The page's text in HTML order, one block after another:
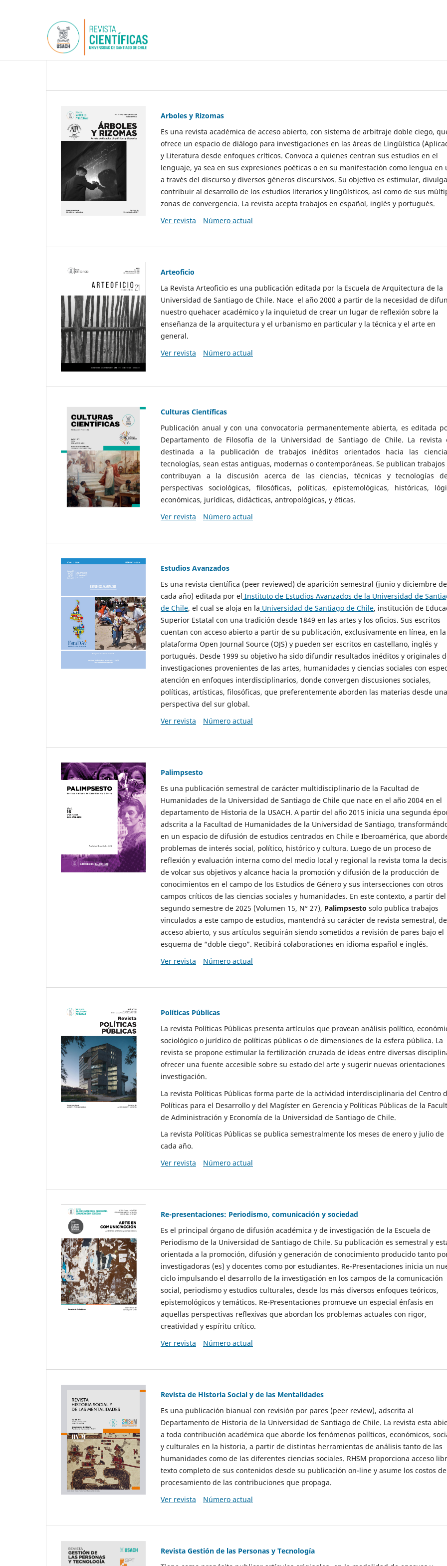
Arboles y Rizomas
Es una revista académica de acceso abierto, con sistema de arbitraje doble ciego,
ofrece un espacio de diálogo para investigaciones en las áreas de Lingüística
y Literatura desde enfoques críticos. Convoca a quienes centran sus estudios en el
lenguaje, ya sea en sus expresiones poéticas o en su manifestación como lengua en
a través del discurso y diversos géneros discursivos. Su objetivo es estimular,
contribuir al desarrollo de los estudios literarios y lingüísticos, así como de sus
zonas de convergencia. La revista acepta trabajos en español, inglés y portugués.
Ver revista
Número actual
Arteoficio
La Revista Arteoficio es una publicación editada por la Escuela de Arquitectura de la
Universidad de Santiago de Chile. Nace el año 2000 a partir de la necesidad de
nuestro quehacer académico y la inquietud de crear un lugar de reflexión sobre la
enseñanza de la arquitectura y el urbanismo en particular y la técnica y el arte en
general.
Ver revista
Número actual
Culturas Científicas
Publicación anual y con una convocatoria permanentemente abierta, es editada
Departamento de Filosofía de la Universidad de Santiago de Chile. La revista
destinada a la publicación de trabajos inéditos orientados hacia las
tecnologías, sean estas antiguas, modernas o contemporáneas. Se publican
contribuyan a la discusión acerca de las ciencias, técnicas y tecnologías
perspectivas sociológicas, filosóficas, políticas, epistemológicas, históricas,
económicas, jurídicas, didácticas, antropológicas, y éticas.
Ver revista
Número actual
Estudios Avanzados
Es una revista científica (peer reviewed) de aparición semestral (junio y diciembre de
cada año) editada por el Instituto de Estudios Avanzados de la Universidad de
de Chile, el cual se aloja en la Universidad de Santiago de Chile, institución de
Superior Estatal con una tradición desde 1849 en las artes y los oficios. Sus escritos
cuentan con acceso abierto a partir de su publicación, exclusivamente en línea, en la
plataforma Open Journal Source (OJS) y pueden ser escritos en castellano, inglés y
portugués. Desde 1999 su objetivo ha sido difundir resultados inéditos y originales
investigaciones provenientes de las artes, humanidades y ciencias sociales con
atención en enfoques interdisciplinarios, donde convergen discusiones sociales,
políticas, artísticas, filosóficas, que preferentemente aborden las materias desde una
perspectiva del sur global.
Ver revista
Número actual
Palimpsesto
Es una publicación semestral de carácter multidisciplinario de la Facultad de
Humanidades de la Universidad de Santiago de Chile que nace en el año 2004 en el
departamento de Historia de la USACH. A partir del año 2015 inicia una segunda
adscrita a la Facultad de Humanidades de la Universidad de Santiago,
en un espacio de difusión de estudios centrados en Chile e Iberoamérica, que
problemas de interés social, político, histórico y cultura. Luego de un proceso de
reflexión y evaluación interna como del medio local y regional la revista toma la
de volcar sus objetivos y alcance hacia la promoción y difusión de la producción de
conocimientos en el campo de los Estudios de Género y sus intersecciones con otros
campos críticos de las ciencias sociales y humanidades. En este contexto, a partir del
segundo semestre de 2025 (Volumen 15, N° 27), Palimpsesto solo publica trabajos
vinculados a este campo de estudios, mantendrá su carácter de revista semestral, de
acceso abierto, y sus artículos seguirán siendo sometidos a revisión de pares bajo el
esquema de “doble ciego”. Recibirá colaboraciones en idioma español e inglés.
Ver revista
Número actual
Políticas Públicas
La revista Políticas Públicas presenta artículos que provean análisis político,
sociológico o jurídico de políticas públicas o de dimensiones de la esfera pública. La
revista se propone estimular la fertilización cruzada de ideas entre diversas
ofrecer una fuente accesible sobre su estado del arte y sugerir nuevas orientaciones
investigación.
La revista Políticas Públicas forma parte de la actividad interdisciplinaria del Centro
Políticas para el Desarrollo y del Magíster en Gerencia y Políticas Públicas de la
de Administración y Economía de la Universidad de Santiago de Chile.
La revista Políticas Públicas se publica semestralmente los meses de enero y julio de
cada año.
Ver revista
Número actual
Re-presentaciones: Periodismo, comunicación y sociedad
Es el principal órgano de difusión académica y de investigación de la Escuela de
Periodismo de la Universidad de Santiago de Chile. Su publicación es semestral y
orientada a la promoción, difusión y generación de conocimiento producido tanto
investigadoras (es) y docentes como por estudiantes. Re-Presentaciones inicia un
ciclo impulsando el desarrollo de la investigación en los campos de la comunicación
social, periodismo y estudios culturales, desde los más diversos enfoques teóricos,
epistemológicos y temáticos. Re-Presentaciones promueve un especial énfasis en
aquellas perspectivas reflexivas que abordan los problemas actuales con rigor,
creatividad y espíritu crítico.
Ver revista
Número actual
Revista de Historia Social y de las Mentalidades
Es una publicación bianual con revisión por pares (peer review), adscrita al
Departamento de Historia de la Universidad de Santiago de Chile. La revista esta
a toda contribución académica que aborde los fenómenos políticos, económicos,
y culturales en la historia, a partir de distintas herramientas de análisis tanto de las
humanidades como de las diferentes ciencias sociales. RHSM proporciona acceso
texto completo de sus contenidos desde su publicación on-line y asume los costos de
procesamiento de las contribuciones que propaga.
Ver revista
Número actual
Revista Gestión de las Personas y Tecnología